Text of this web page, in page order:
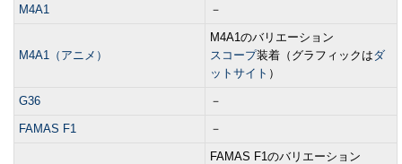
M4A1 －
M4A1（アニメ）
M4A1のバリエーション
スコープ装着（グラフィックはダ
ットサイト ）
G36 －
FAMAS F1 －
FAMAS F1のバリエーション